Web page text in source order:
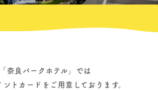
「奈良パークホテル」では
ントカードをご用意しております。